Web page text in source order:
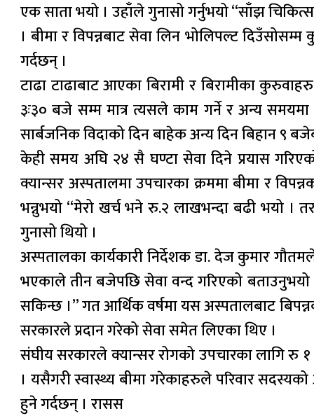
एक साता भयो । उहाँले गुनासो गर्नुभयो “साँझ
। बीमा र विपन्नबाट सेवा लिन भोलिपल्ट
गर्दछन् ।
टाढा टाढाबाट आएका बिरामी र बिरामीका
३ः३० बजे सम्म मात्र त्यसले काम गर्ने र अन्य
सार्बजनिक विदाको दिन बाहेक अन्य दिन बिहान ९
केही समय अघि २४ सै घण्टा सेवा दिने प्रयास
क्यान्सर अस्पतालमा उपचारका क्रममा बीमा र
भन्नुभयो “मेरो खर्च भने रु.२ लाखभन्दा बढी भयो ।
गुनासो थियो ।
अस्पतालका कार्यकारी निर्देशक डा. देज कुमार
भएकाले तीन बजेपछि सेवा वन्द गरिएको
सकिन्छ ।” गत आर्थिक वर्षमा यस अस्पतालबाट
सरकारले प्रदान गरेको सेवा समेत लिएका थिए ।
संघीय सरकारले क्यान्सर रोगको उपचारका लागि रु
। यसैगरी स्वास्थ्य बीमा गरेकाहरुले परिवार
हुने गर्दछन् । रासस